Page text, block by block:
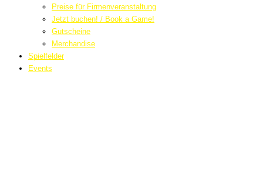
Preise für Firmenveranstaltung
Jetzt buchen! / Book a Game!
Gutscheine
Merchandise
Spielfelder
Events